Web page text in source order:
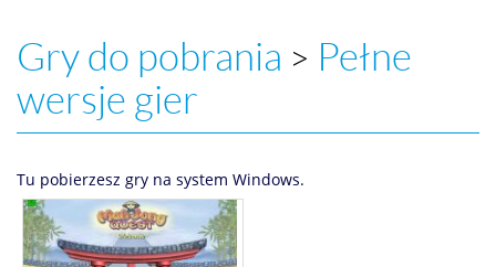
Gry do pobrania > Pełne
wersje gier
Tu pobierzesz gry na system Windows.